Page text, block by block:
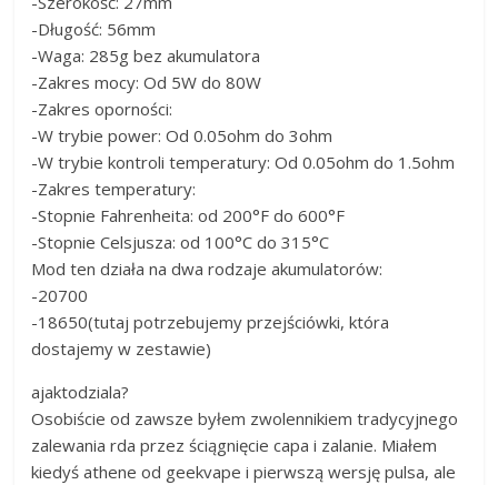
-Długość: 56mm
-Waga: 285g bez akumulatora
-Zakres mocy: Od 5W do 80W
-Zakres oporności:
-W trybie power: Od 0.05ohm do 3ohm
-W trybie kontroli temperatury: Od 0.05ohm do 1.5ohm
-Zakres temperatury:
-Stopnie Fahrenheita: od 200°F do 600°F
-Stopnie Celsjusza: od 100°C do 315°C
Mod ten działa na dwa rodzaje akumulatorów:
-20700
-18650(tutaj potrzebujemy przejściówki, która
dostajemy w zestawie)
ajaktodziala?
Osobiście od zawsze byłem zwolennikiem tradycyjnego
zalewania rda przez ściągnięcie capa i zalanie. Miałem
kiedyś athene od geekvape i pierwszą wersję pulsa, ale